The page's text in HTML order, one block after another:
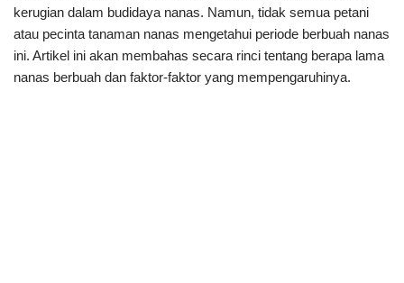
kerugian dalam budidaya nanas. Namun, tidak semua petani
atau pecinta tanaman nanas mengetahui periode berbuah nanas
ini. Artikel ini akan membahas secara rinci tentang berapa lama
nanas berbuah dan faktor-faktor yang mempengaruhinya.